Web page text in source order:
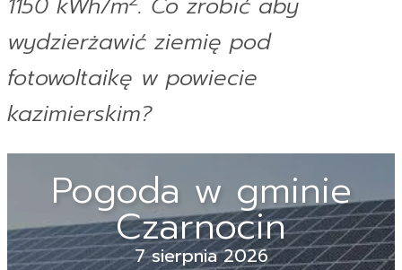
1150 kWh/m . Co zrobić aby
wydzierżawić ziemię pod
fotowoltaikę w powiecie
kazimierskim?
Pogoda w gminie
Czarnocin
7 sierpnia 2026